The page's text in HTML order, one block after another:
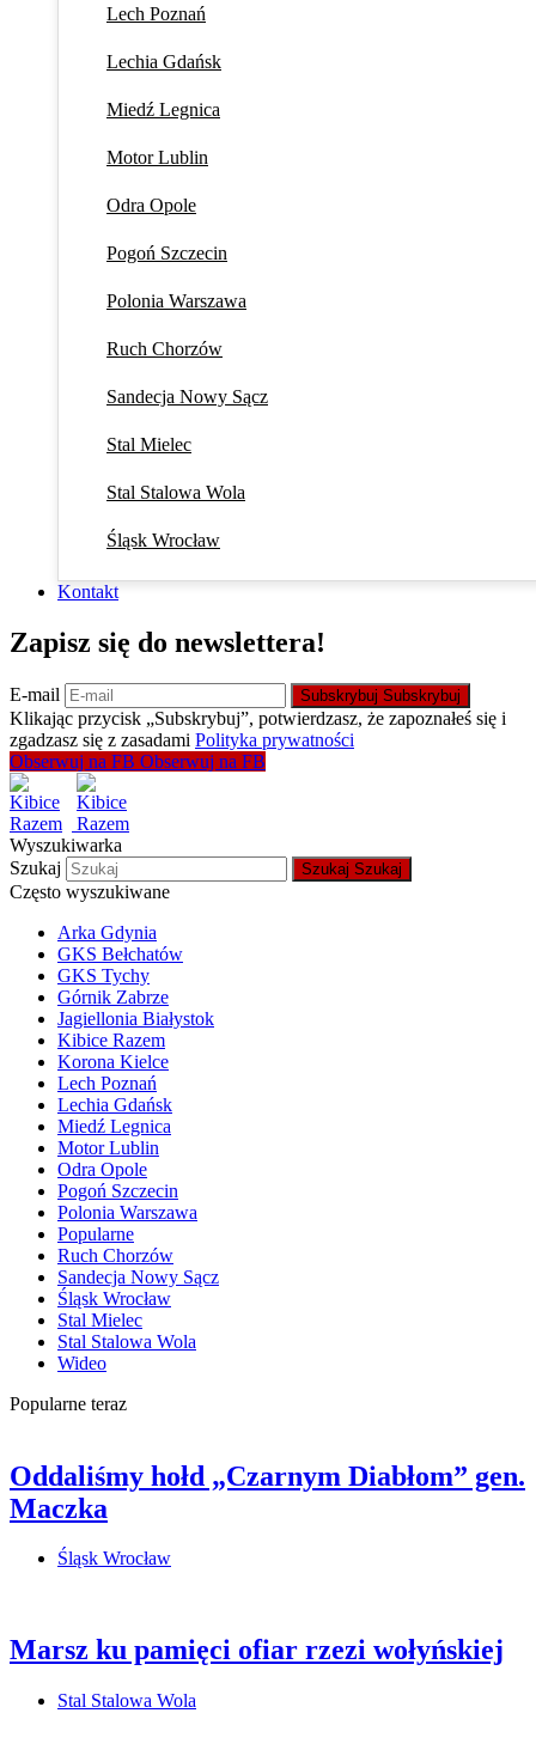
Lech Poznań
Lechia Gdańsk
Miedź Legnica
Motor Lublin
Odra Opole
Pogoń Szczecin
Polonia Warszawa
Ruch Chorzów
Sandecja Nowy Sącz
Stal Mielec
Stal Stalowa Wola
Śląsk Wrocław
Kontakt
Zapisz się do newslettera!
E-mail Subskrybuj Subskrybuj
Klikając przycisk „Subskrybuj”, potwierdzasz, że zapoznałeś się i
zgadzasz się z zasadami Polityka prywatności
Obserwuj na FB Obserwuj na FB
Wyszukiwarka
Szukaj
Szukaj Szukaj
Często wyszukiwane
Arka Gdynia
GKS Bełchatów
GKS Tychy
Górnik Zabrze
Jagiellonia Białystok
Kibice Razem
Korona Kielce
Lech Poznań
Lechia Gdańsk
Miedź Legnica
Motor Lublin
Odra Opole
Pogoń Szczecin
Polonia Warszawa
Popularne
Ruch Chorzów
Sandecja Nowy Sącz
Śląsk Wrocław
Stal Mielec
Stal Stalowa Wola
Wideo
Popularne teraz
Oddaliśmy hołd „Czarnym Diabłom” gen.
Maczka
Śląsk Wrocław
Marsz ku pamięci ofiar rzezi wołyńskiej
Stal Stalowa Wola